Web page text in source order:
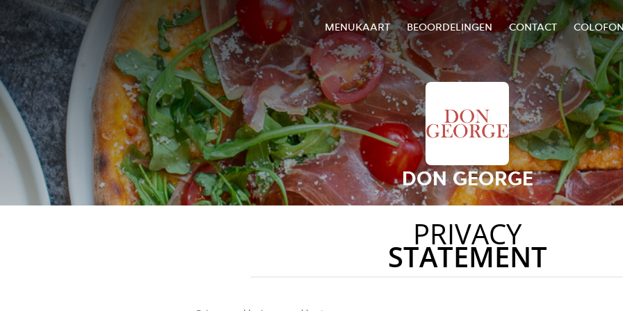
MENUKAART BEOORDELINGEN CONTACT
DON GEORGE
PRIVACY
STATEMENT